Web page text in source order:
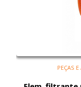
PEÇAS